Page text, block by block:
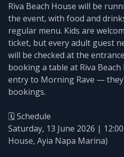
Riva Beach House will be
the event, with food and
regular menu. Kids are
ticket, but every adult guest
will be checked at the
booking a table at Riva
entry to Morning Rave —
bookings.
🗓️ Schedule
Saturday, 13 June 2026 |
House, Ayia Napa Marina)